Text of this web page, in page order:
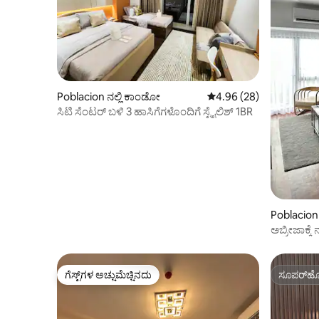
Poblacion ನಲ್ಲಿ ಕಾಂಡೋ 5 ರಲ್ಲಿ 4.96 ಸರಾಸರಿ
4.96 (28)
ಸಿಟಿ ಸೆಂಟರ್ ಬಳಿ 3 ಹಾಸಿಗೆಗಳೊಂದಿಗೆ ಸ್ಟೈಲಿಶ್ 1BR
ಗೆಸ್ಟ್‌ಗಳ ಅಚ್ಚುಮೆಚ್ಚಿನದು
ಗೆಸ್ಟ್‌ಗಳ ಅಚ್ಚುಮೆಚ್ಚಿನದು